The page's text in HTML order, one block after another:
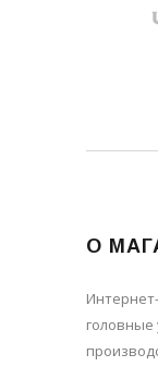
О
головные